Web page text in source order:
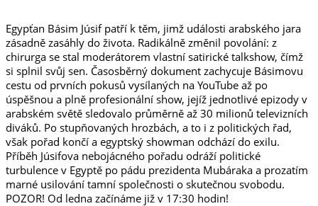
Egypťan Básim Júsif patří k těm, jimž události arabského jara
zásadně zasáhly do života. Radikálně změnil povolání: z
chirurga se stal moderátorem vlastní satirické talkshow, čímž
si splnil svůj sen. Časosběrný dokument zachycuje Básimovu
cestu od prvních pokusů vysílaných na YouTube až po
úspěšnou a plně profesionální show, jejíž jednotlivé epizody v
arabském světě sledovalo průměrně až 30 milionů televizních
diváků. Po stupňovaných hrozbách, a to i z politických řad,
však pořad končí a egyptský showman odchází do exilu.
Příběh Júsifova nebojácného pořadu odráží politické
turbulence v Egyptě po pádu prezidenta Mubáraka a prozatím
marné usilování tamní společnosti o skutečnou svobodu.
POZOR! Od ledna začínáme již v 17:30 hodin!